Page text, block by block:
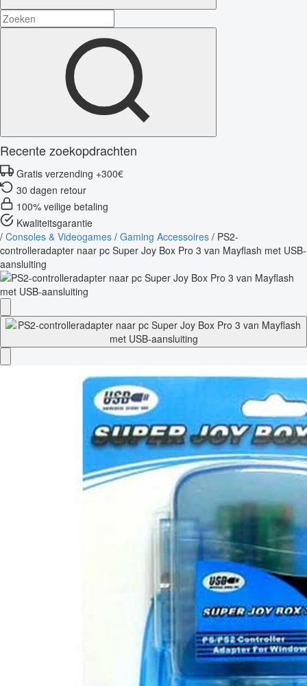
Recente zoekopdrachten
Gratis verzending +300€
30 dagen retour
100% veilige betaling
Kwaliteitsgarantie
/ Consoles & Videogames / Gaming Accessoires / PS2-
controlleradapter naar pc Super Joy Box Pro 3 van Mayflash met USB-
aansluiting